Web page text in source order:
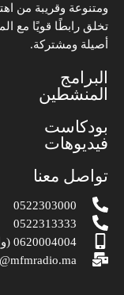
ومتنوعة وقريبة من
تخلق رابطًا قويًا مع
أصيلة ومشتركة.
البرامج
المنشطين
بودكاست
فيديوهات
تواصل معنا
0522303000
0522313333
0620004004 (واتساب)